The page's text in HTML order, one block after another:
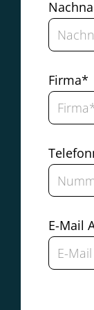
Firma*
E-Mail